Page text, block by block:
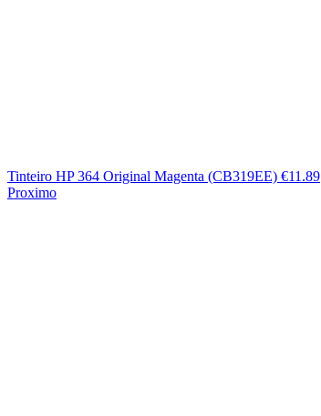
Tinteiro HP 364 Original Magenta (CB319EE) €11.89
Proximo